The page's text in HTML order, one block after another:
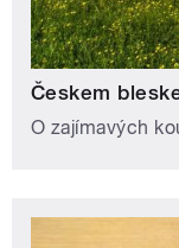
Českem
O zajímavých